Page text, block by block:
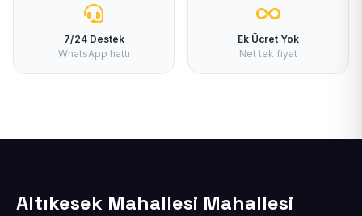
7/24 Destek
WhatsApp hattı
Ek Ücret Yok
Net tek fiyat
Altıkesek Mahallesi Mahallesi